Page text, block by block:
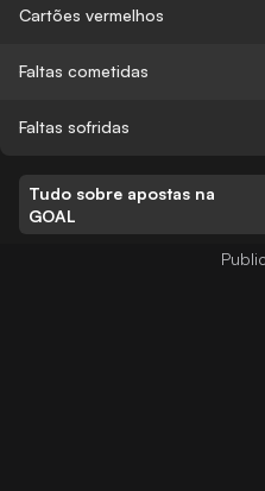
Cartões vermelhos
Faltas cometidas
Faltas sofridas
Tudo sobre apostas na
GOAL